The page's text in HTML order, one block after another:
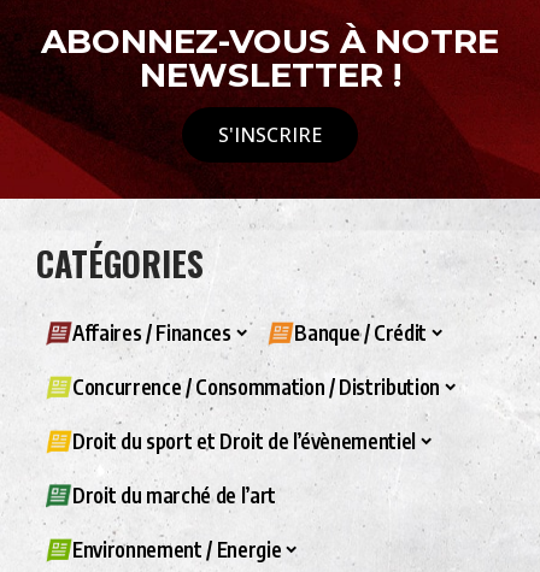
ABONNEZ-VOUS À NOTRE
NEWSLETTER !
S'INSCRIRE
CATÉGORIES
Affaires / Finances Banque / Crédit
Concurrence / Consommation / Distribution
Droit du sport et Droit de l’évènementiel
Droit du marché de l’art
Environnement / Energie